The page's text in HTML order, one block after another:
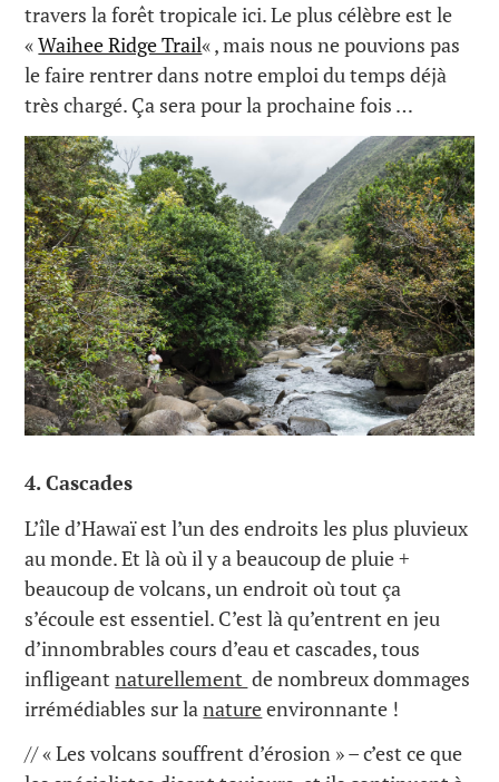
travers la forêt tropicale ici. Le plus célèbre est le
«Waihee Ridge Trail« , mais nous ne pouvions pas
le faire rentrer dans notre emploi du temps déjà
très chargé. Ça sera pour la prochaine fois …
4. Cascades
L’île d’Hawaï est l’un des endroits les plus pluvieux
au monde. Et là où il y a beaucoup de pluie +
beaucoup de volcans, un endroit où tout ça
s’écoule est essentiel. C’est là qu’entrent en jeu
d’innombrables cours d’eau et cascades, tous
infligeantnaturellement de nombreux dommages
irrémédiables sur lanatureenvironnante !
// « Les volcans souffrent d’érosion » – c’est ce que